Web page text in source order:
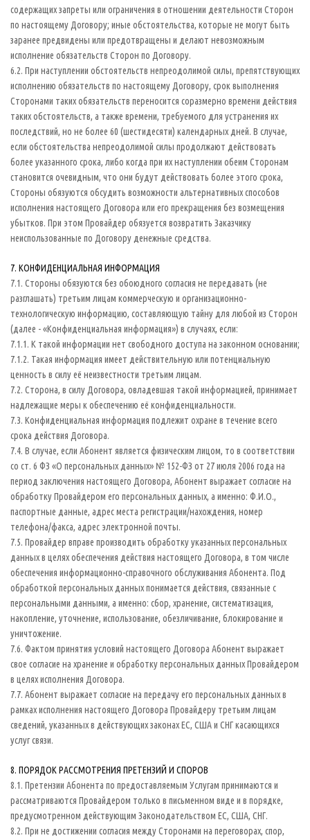
содержащих запреты или ограничения в отношении деятельности Сторон
по настоящему Договору; иные обстоятельства, которые не могут быть
заранее предвидены или предотвращены и делают невозможным
исполнение обязательств Сторон по Договору.
6.2. При наступлении обстоятельств непреодолимой силы, препятствующих
исполнению обязательств по настоящему Договору, срок выполнения
Сторонами таких обязательств переносится соразмерно времени действия
таких обстоятельств, а также времени, требуемого для устранения их
последствий, но не более 60 (шестидесяти) календарных дней. В случае,
если обстоятельства непреодолимой силы продолжают действовать
более указанного срока, либо когда при их наступлении обеим Сторонам
становится очевидным, что они будут действовать более этого срока,
Стороны обязуются обсудить возможности альтернативных способов
исполнения настоящего Договора или его прекращения без возмещения
убытков. При этом Провайдер обязуется возвратить Заказчику
неиспользованные по Договору денежные средства.
7. КОНФИДЕНЦИАЛЬНАЯ ИНФОРМАЦИЯ
7.1. Стороны обязуются без обоюдного согласия не передавать (не
разглашать) третьим лицам коммерческую и организационно-
технологическую информацию, составляющую тайну для любой из Сторон
(далее - «Конфиденциальная информация») в случаях, если:
7.1.1. К такой информации нет свободного доступа на законном основании;
7.1.2. Такая информация имеет действительную или потенциальную
ценность в силу её неизвестности третьим лицам.
7.2. Сторона, в силу Договора, овладевшая такой информацией, принимает
надлежащие меры к обеспечению её конфиденциальности.
7.3. Конфиденциальная информация подлежит охране в течение всего
срока действия Договора.
7.4. В случае, если Абонент является физическим лицом, то в соответствии
со ст. 6 ФЗ «О персональных данных» № 152-ФЗ от 27 июля 2006 года на
период заключения настоящего Договора, Абонент выражает согласие на
обработку Провайдером его персональных данных, а именно: Ф.И.О.,
паспортные данные, адрес места регистрации/нахождения, номер
телефона/факса, адрес электронной почты.
7.5. Провайдер вправе производить обработку указанных персональных
данных в целях обеспечения действия настоящего Договора, в том числе
обеспечения информационно-справочного обслуживания Абонента. Под
обработкой персональных данных понимается действия, связанные с
персональными данными, а именно: сбор, хранение, систематизация,
накопление, уточнение, использование, обезличивание, блокирование и
уничтожение.
7.6. Фактом принятия условий настоящего Договора Абонент выражает
свое согласие на хранение и обработку персональных данных Провайдером
в целях исполнения Договора.
7.7. Абонент выражает согласие на передачу его персональных данных в
рамках исполнения настоящего Договора Провайдеру третьим лицам
сведений, указанных в действующих законах ЕС, США и СНГ касающихся
услуг связи.
8. ПОРЯДОК РАССМОТРЕНИЯ ПРЕТЕНЗИЙ И СПОРОВ
8.1. Претензии Абонента по предоставляемым Услугам принимаются и
рассматриваются Провайдером только в письменном виде и в порядке,
предусмотренном действующим Законодательством ЕС, США, СНГ.
8.2. При не достижении согласия между Сторонами на переговорах, спор,